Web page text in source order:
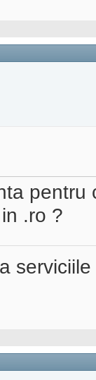
.ro ?